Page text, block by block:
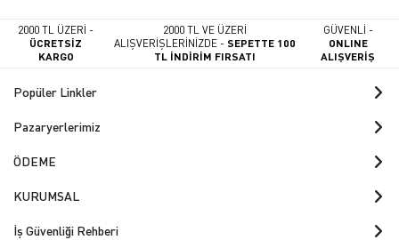
2000 TL ÜZERİ -
ÜCRETSİZ
KARGO
2000 TL VE ÜZERİ
ALIŞVERİŞLERİNİZDE -SEPETTE 100
TL İNDİRİM FIRSATI
GÜVENLİ -
ONLINE
ALIŞVERİŞ
Popüler Linkler
Pazaryerlerimiz
ÖDEME
KURUMSAL
İş Güvenliği Rehberi